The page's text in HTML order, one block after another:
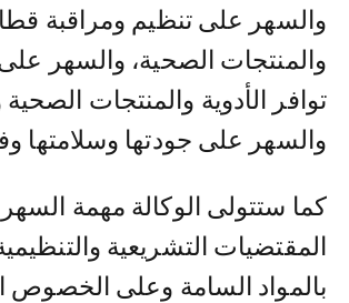
والسهر على تنظيم ومراقبة
والمنتجات الصحية، والسهر
توافر الأدوية والمنتجات الصحية
والسهر على جودتها وسلامتها
كما ستتولى الوكالة مهمة
المقتضيات التشريعية
بالمواد السامة وعلى الخصوص